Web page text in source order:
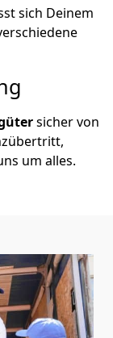
sich Deinem
sicher von
um alles.